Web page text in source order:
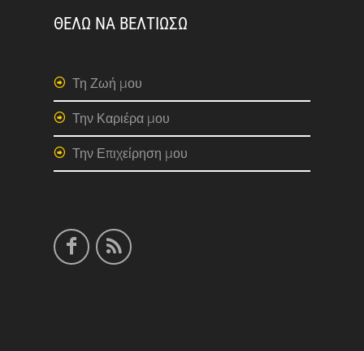
ΘΕΛΩ ΝΑ ΒΕΛΤΙΩΣΩ
Τη Ζωή μου
Την Καριέρα μου
Την Επιχείρηση μου